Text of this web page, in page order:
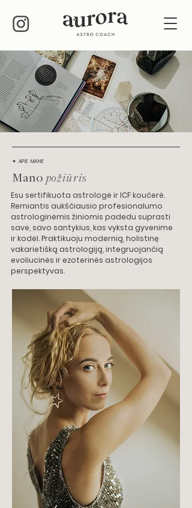
✦ APIE MANE
Manopožiūris
Esu sertifikuota astrologė ir ICF koučerė.
Remiantis aukščiausio profesionalumo
astrologinėmis žiniomis padedu suprasti
save, savo santykius, kas vyksta gyvenime
ir kodėl. Praktikuoju modernią, holistinę
vakarietišką astrologiją, integruojančią
evoliucinės ir ezoterinės astrologijos
perspektyvas.